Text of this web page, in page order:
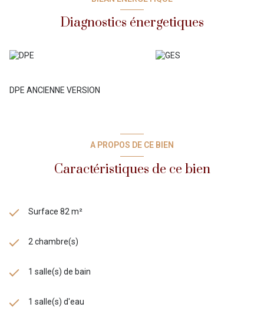
Caution : 2700€
Frais d'agence :1066 €Diagnostics énergetiques
DPE ANCIENNE VERSION
A PROPOS DE CE BIEN
Caractéristiques de ce bien
Surface 82 m²
2 chambre(s)
1 salle(s) de bain
1 salle(s) d'eau